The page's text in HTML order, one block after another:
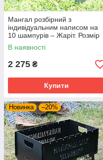
Мангал розбірний з
індивідуальним написом на
10 шампурів – Жаріт. Розмір
– 500х300х440 мм
В наявності
2 275 ₴
Купити
Новинка –20%